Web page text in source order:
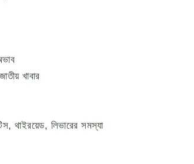
খাবার
থাইরয়েড, লিভারের সমস্যা